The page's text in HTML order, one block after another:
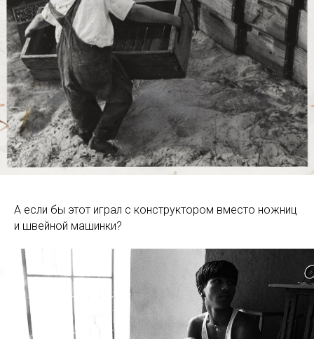
А если бы этот играл с конструктором вместо ножниц
и швейной машинки?